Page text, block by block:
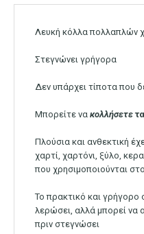
Λευκή κόλλα πολλαπλών
Στεγνώνει γρήγορα
Δεν υπάρχει τίποτα που
Μπορείτε να κολλήσετε τα
Πλούσια και ανθεκτική
χαρτί, χαρτόνι, ξύλο,
που χρησιμοποιούνται
Το πρακτικό και
λερώσει, αλλά μπορεί να
πριν στεγνώσει